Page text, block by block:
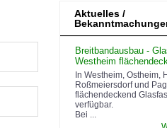
Aktuelles /
Breitbandausbau -
Westheim
In Westheim, Ostheim,
Roßmeiersdorf und
flächendeckend
verfügbar.
Bei ...